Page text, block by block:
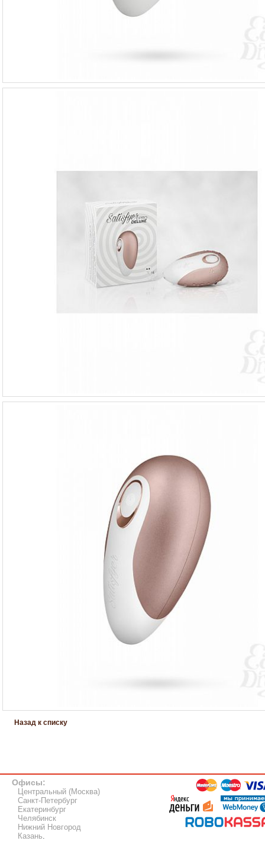
Назад к списку
Офисы:
Центральный (Москва)
Санкт-Петербург
Екатеринбург
Челябинск
Нижний Новгород
Казань.